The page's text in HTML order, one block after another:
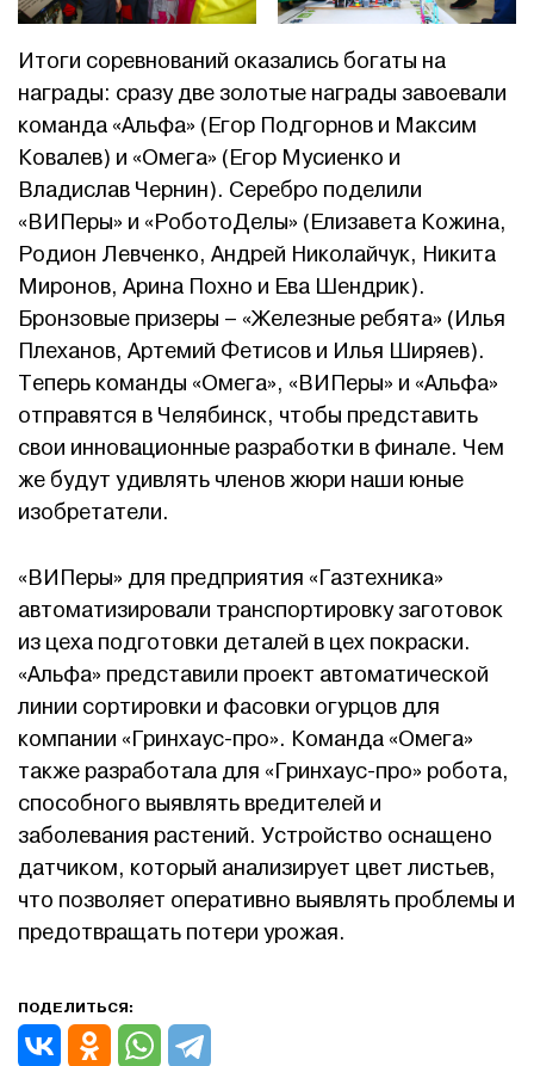
Итоги соревнований оказались богаты на
награды: сразу две золотые награды завоевали
команда «Альфа» (Егор Подгорнов и Максим
Ковалев) и «Омега» (Егор Мусиенко и
Владислав Чернин). Серебро поделили
«ВИПеры» и «РоботоДелы» (Елизавета Кожина,
Родион Левченко, Андрей Николайчук, Никита
Миронов, Арина Похно и Ева Шендрик).
Бронзовые призеры – «Железные ребята» (Илья
Плеханов, Артемий Фетисов и Илья Ширяев).
Теперь команды «Омега», «ВИПеры» и «Альфа»
отправятся в Челябинск, чтобы представить
свои инновационные разработки в финале. Чем
же будут удивлять членов жюри наши юные
изобретатели.
«ВИПеры» для предприятия «Газтехника»
автоматизировали транспортировку заготовок
из цеха подготовки деталей в цех покраски.
«Альфа» представили проект автоматической
линии сортировки и фасовки огурцов для
компании «Гринхаус-про». Команда «Омега»
также разработала для «Гринхаус-про» робота,
способного выявлять вредителей и
заболевания растений. Устройство оснащено
датчиком, который анализирует цвет листьев,
что позволяет оперативно выявлять проблемы и
предотвращать потери урожая.
ПОДЕЛИТЬСЯ: